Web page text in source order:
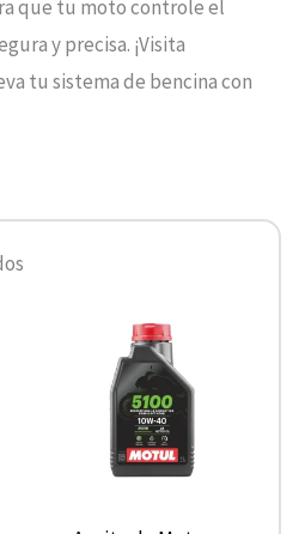
que tu moto controle el
y precisa. ¡Visita
tu sistema de bencina con